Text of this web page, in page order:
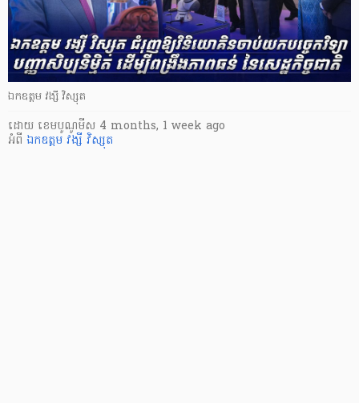
ឯកឧត្តម វង្សី វិស្សុត
ដោយ ​ ខេមបូណូមីស 4 months, 1 week ago
អំពី ឯកឧត្តម វង្សី វិស្សុត